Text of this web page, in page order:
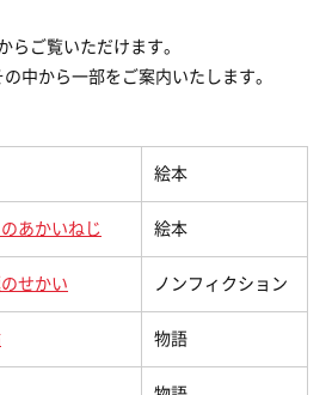
らご覧いただけます。
中から一部をご案内いたします。
絵本
あかいねじ 絵本
せかい ノンフィクション
物語